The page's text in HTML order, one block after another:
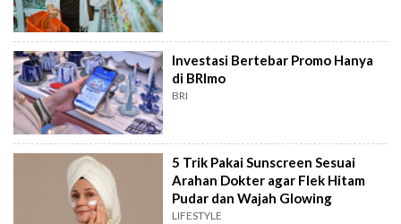
Investasi Bertebar Promo Hanya
di BRImo
BRI
5 Trik Pakai Sunscreen Sesuai
Arahan Dokter agar Flek Hitam
Pudar dan Wajah Glowing
LIFESTYLE